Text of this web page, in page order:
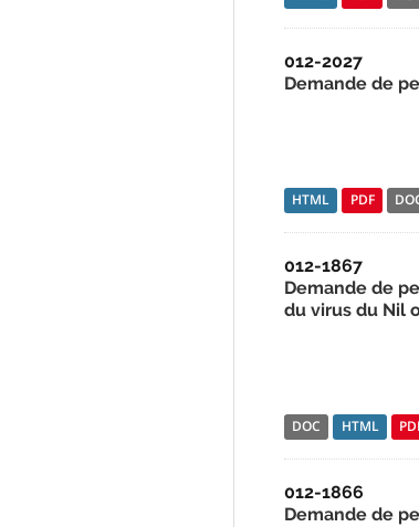
012-2027
Demande de
HTML PDF
012-1867
Demande de
du virus du Nil
DOC HTML
012-1866
Demande de